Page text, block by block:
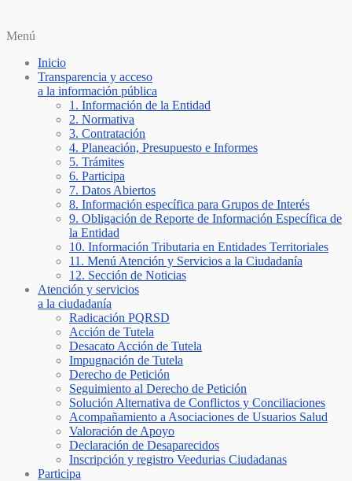
Menú
Inicio
Transparencia y acceso
a la información pública
1. Información de la Entidad
2. Normativa
3. Contratación
4. Planeación, Presupuesto e Informes
5. Trámites
6. Participa
7. Datos Abiertos
8. Información específica para Grupos de Interés
9. Obligación de Reporte de Información Específica de
la Entidad
10. Información Tributaria en Entidades Territoriales
11. Menú Atención y Servicios a la Ciudadanía
12. Sección de Noticias
Atención y servicios
a la ciudadanía
Radicación PQRSD
Acción de Tutela
Desacato Acción de Tutela
Impugnación de Tutela
Derecho de Petición
Seguimiento al Derecho de Petición
Solución Alternativa de Conflictos y Conciliaciones
Acompañamiento a Asociaciones de Usuarios Salud
Valoración de Apoyo
Declaración de Desaparecidos
Inscripción y registro Veedurias Ciudadanas
Participa